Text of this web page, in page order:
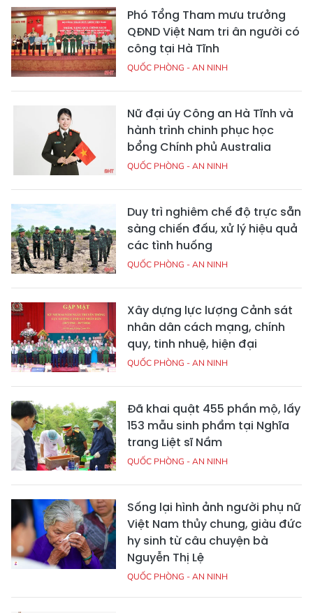
Phó Tổng Tham mưu trưởng
QĐND Việt Nam tri ân người có
công tại Hà Tĩnh
QUỐC PHÒNG - AN NINH
Nữ đại úy Công an Hà Tĩnh và
hành trình chinh phục học
bổng Chính phủ Australia
QUỐC PHÒNG - AN NINH
Duy trì nghiêm chế độ trực sẵn
sàng chiến đấu, xử lý hiệu quả
các tình huống
QUỐC PHÒNG - AN NINH
Xây dựng lực lượng Cảnh sát
nhân dân cách mạng, chính
quy, tinh nhuệ, hiện đại
QUỐC PHÒNG - AN NINH
Đã khai quật 455 phần mộ, lấy
153 mẫu sinh phẩm tại Nghĩa
trang Liệt sĩ Nầm
QUỐC PHÒNG - AN NINH
Sống lại hình ảnh người phụ nữ
Việt Nam thủy chung, giàu đức
hy sinh từ câu chuyện bà
Nguyễn Thị Lệ
QUỐC PHÒNG - AN NINH